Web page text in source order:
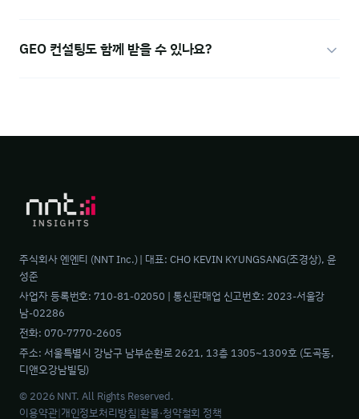
GEO 컨설팅도 함께 받을 수 있나요?
주식회사 엔엔티 (NNT Inc.) | 대표: CHO KEVIN KYUNGSANG(조경상), 윤
성준
사업자 등록번호: 710-81-02050 | 통신판매업 신고번호: 2023-서울강
남-02286
전화: 070-7770-2605
주소: 서울특별시 강남구 남부순환로 2621, 13층 1305~1309호 (도곡동,
디앤오강남빌딩)
© 2026 NNT. All Rights Reserved.
이용약관|개인정보처리방침|환불·청약철회 정책